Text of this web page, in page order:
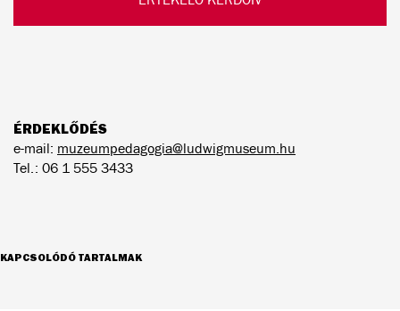
ÉRDEKLŐDÉS
e-mail: muzeumpedagogia@ludwigmuseum.hu
Tel.: 06 1 555 3433
KAPCSOLÓDÓ TARTALMAK